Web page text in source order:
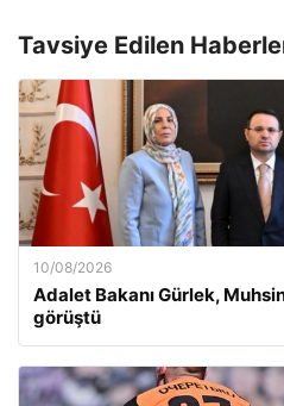
Tavsiye Edilen
10/08/2026
Adalet Bakanı Gürlek,
görüştü